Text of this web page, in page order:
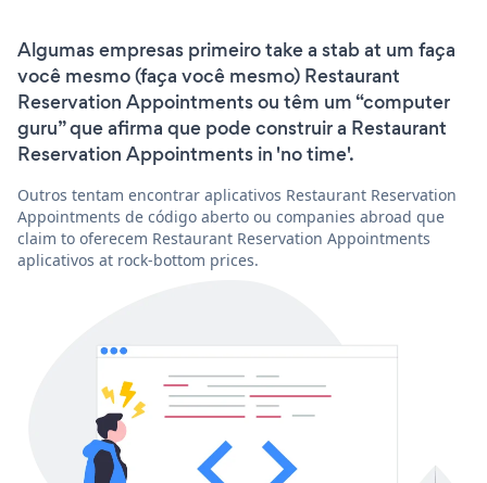
Algumas empresas primeiro take a stab at um faça
você mesmo (faça você mesmo) Restaurant
Reservation Appointments ou têm um “computer
guru” que afirma que pode construir a Restaurant
Reservation Appointments in 'no time'.
Outros tentam encontrar aplicativos Restaurant Reservation
Appointments de código aberto ou companies abroad que
claim to oferecem Restaurant Reservation Appointments
aplicativos at rock-bottom prices.